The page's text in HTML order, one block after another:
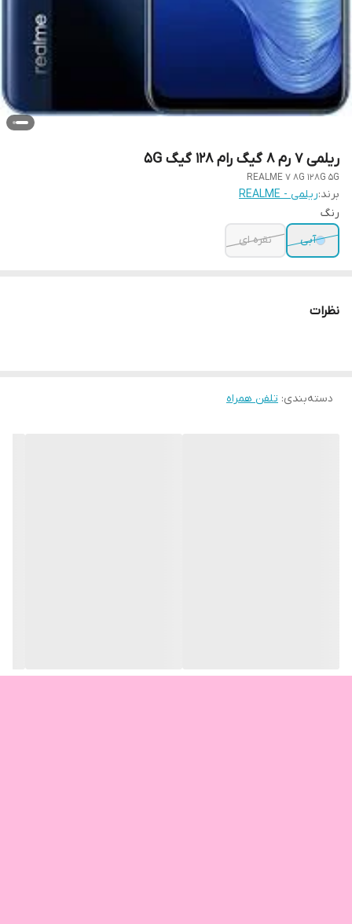
ریلمی 7 رم 8 گیگ رام 128 گیگ 5G
REALME 7 8G 128G 5G
برند:ریلمی - REALME
رنگ
آبی
نقره ای
نظرات
دسته‌بندی: تلفن همراه